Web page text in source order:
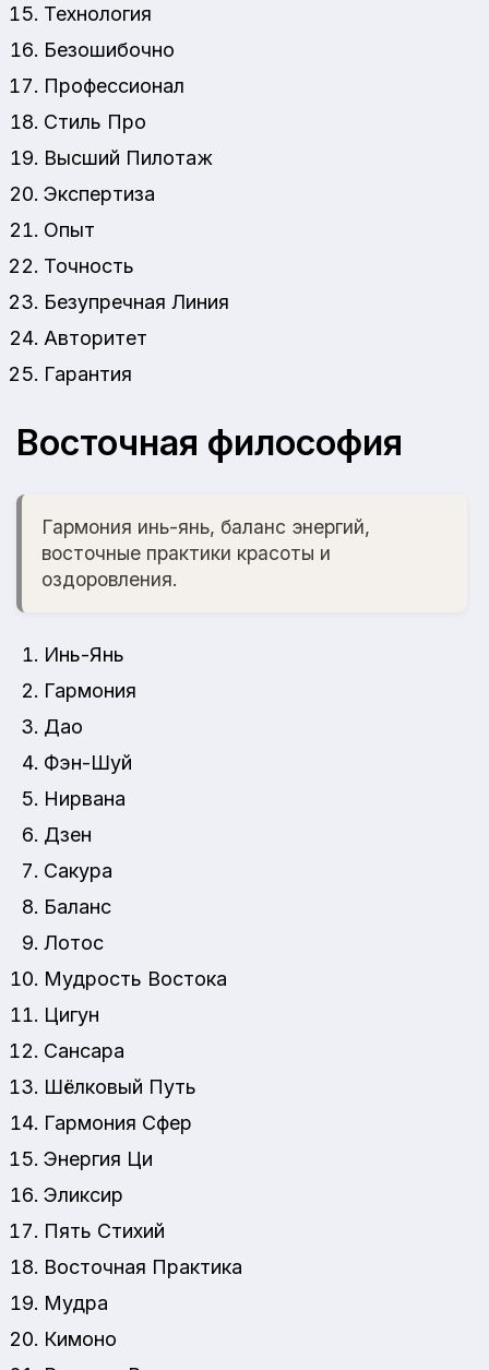
Технология
Безошибочно
Профессионал
Стиль Про
Высший Пилотаж
Экспертиза
Опыт
Точность
Безупречная Линия
Авторитет
Гарантия
Восточная философия
Гармония инь-янь, баланс энергий,
восточные практики красоты и
оздоровления.
Инь-Янь
Гармония
Дао
Фэн-Шуй
Нирвана
Дзен
Сакура
Баланс
Лотос
Мудрость Востока
Цигун
Сансара
Шёлковый Путь
Гармония Сфер
Энергия Ци
Эликсир
Пять Стихий
Восточная Практика
Мудра
Кимоно